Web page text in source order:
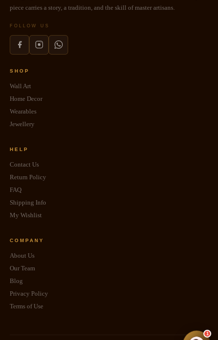
piece carries a story, a tradition, and the skill of master artisans.
FOLLOW US
SHOP
Wall Art
Home Decor
Wearables
Jewellery
HELP
Contact Us
Return Policy
FAQ
Shipping Info
My Wishlist
COMPANY
About Us
Our Team
Blog
Privacy Policy
Terms of Use
1